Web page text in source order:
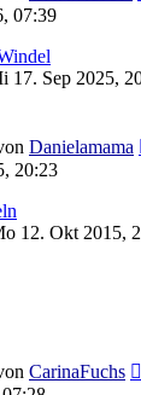
07:39
17. Sep 2025,
Danielamama
20:23
12. Okt 2015,
CarinaFuchs